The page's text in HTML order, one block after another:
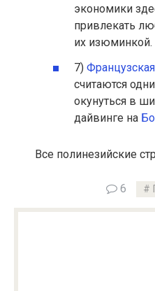
экономики
привлекать
их изюминкой.
7)
считаются
окунуться в
дайвинге на
Все полинезийские
6